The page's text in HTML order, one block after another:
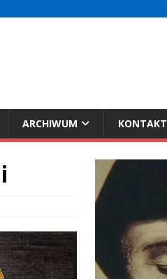
ARCHIWUM KONTAKT